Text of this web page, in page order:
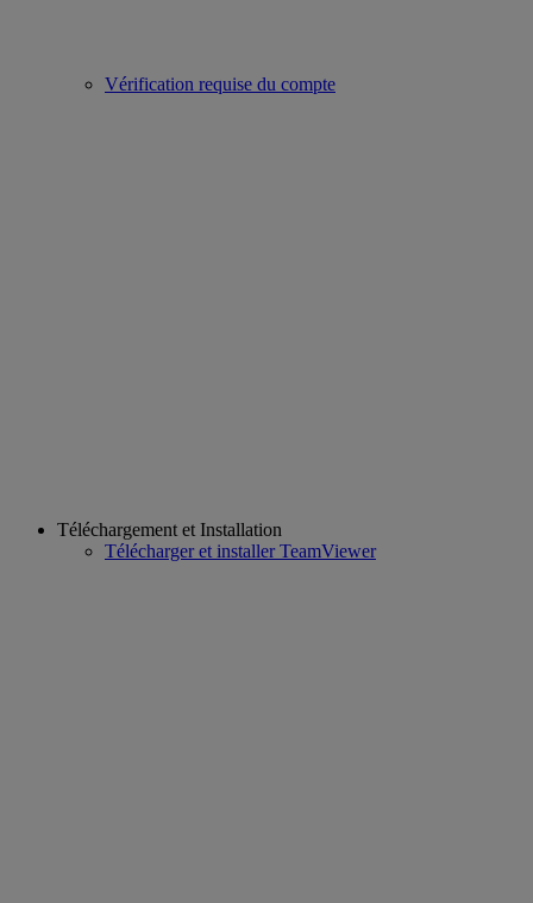
Vérification requise du compte
Téléchargement et Installation
Télécharger et installer TeamViewer